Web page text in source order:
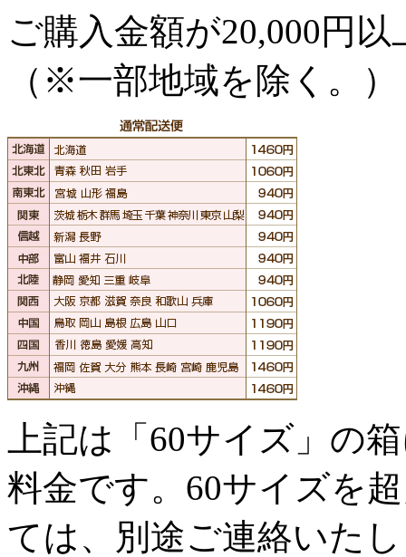
ご購入金額が20,000円
（※一部地域を除く。）
上記は「60サイズ」の
料金です。60サイズを
ては、別途ご連絡いた